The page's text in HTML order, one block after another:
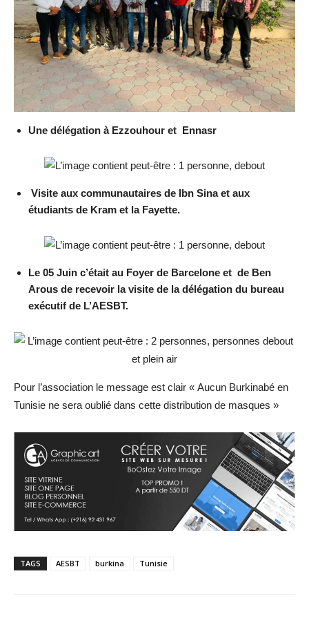
Une délégation à Ezzouhour et Ennasr
Visite aux communautaires de Ibn Sina et aux
étudiants de Kram et la Fayette.
Le 05 Juin c’était au Foyer de Barcelone et de Ben
Arous de recevoir la visite de la délégation du bureau
exécutif de L’AESBT.
Pour l’association le message est clair « Aucun Burkinabé en
Tunisie ne sera oublié dans cette distribution de masques »
TAGS AESBT burkina Tunisie